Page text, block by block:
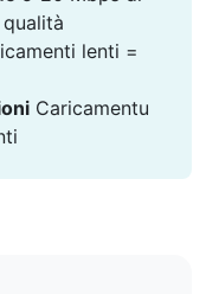
lenti =
Caricamentu